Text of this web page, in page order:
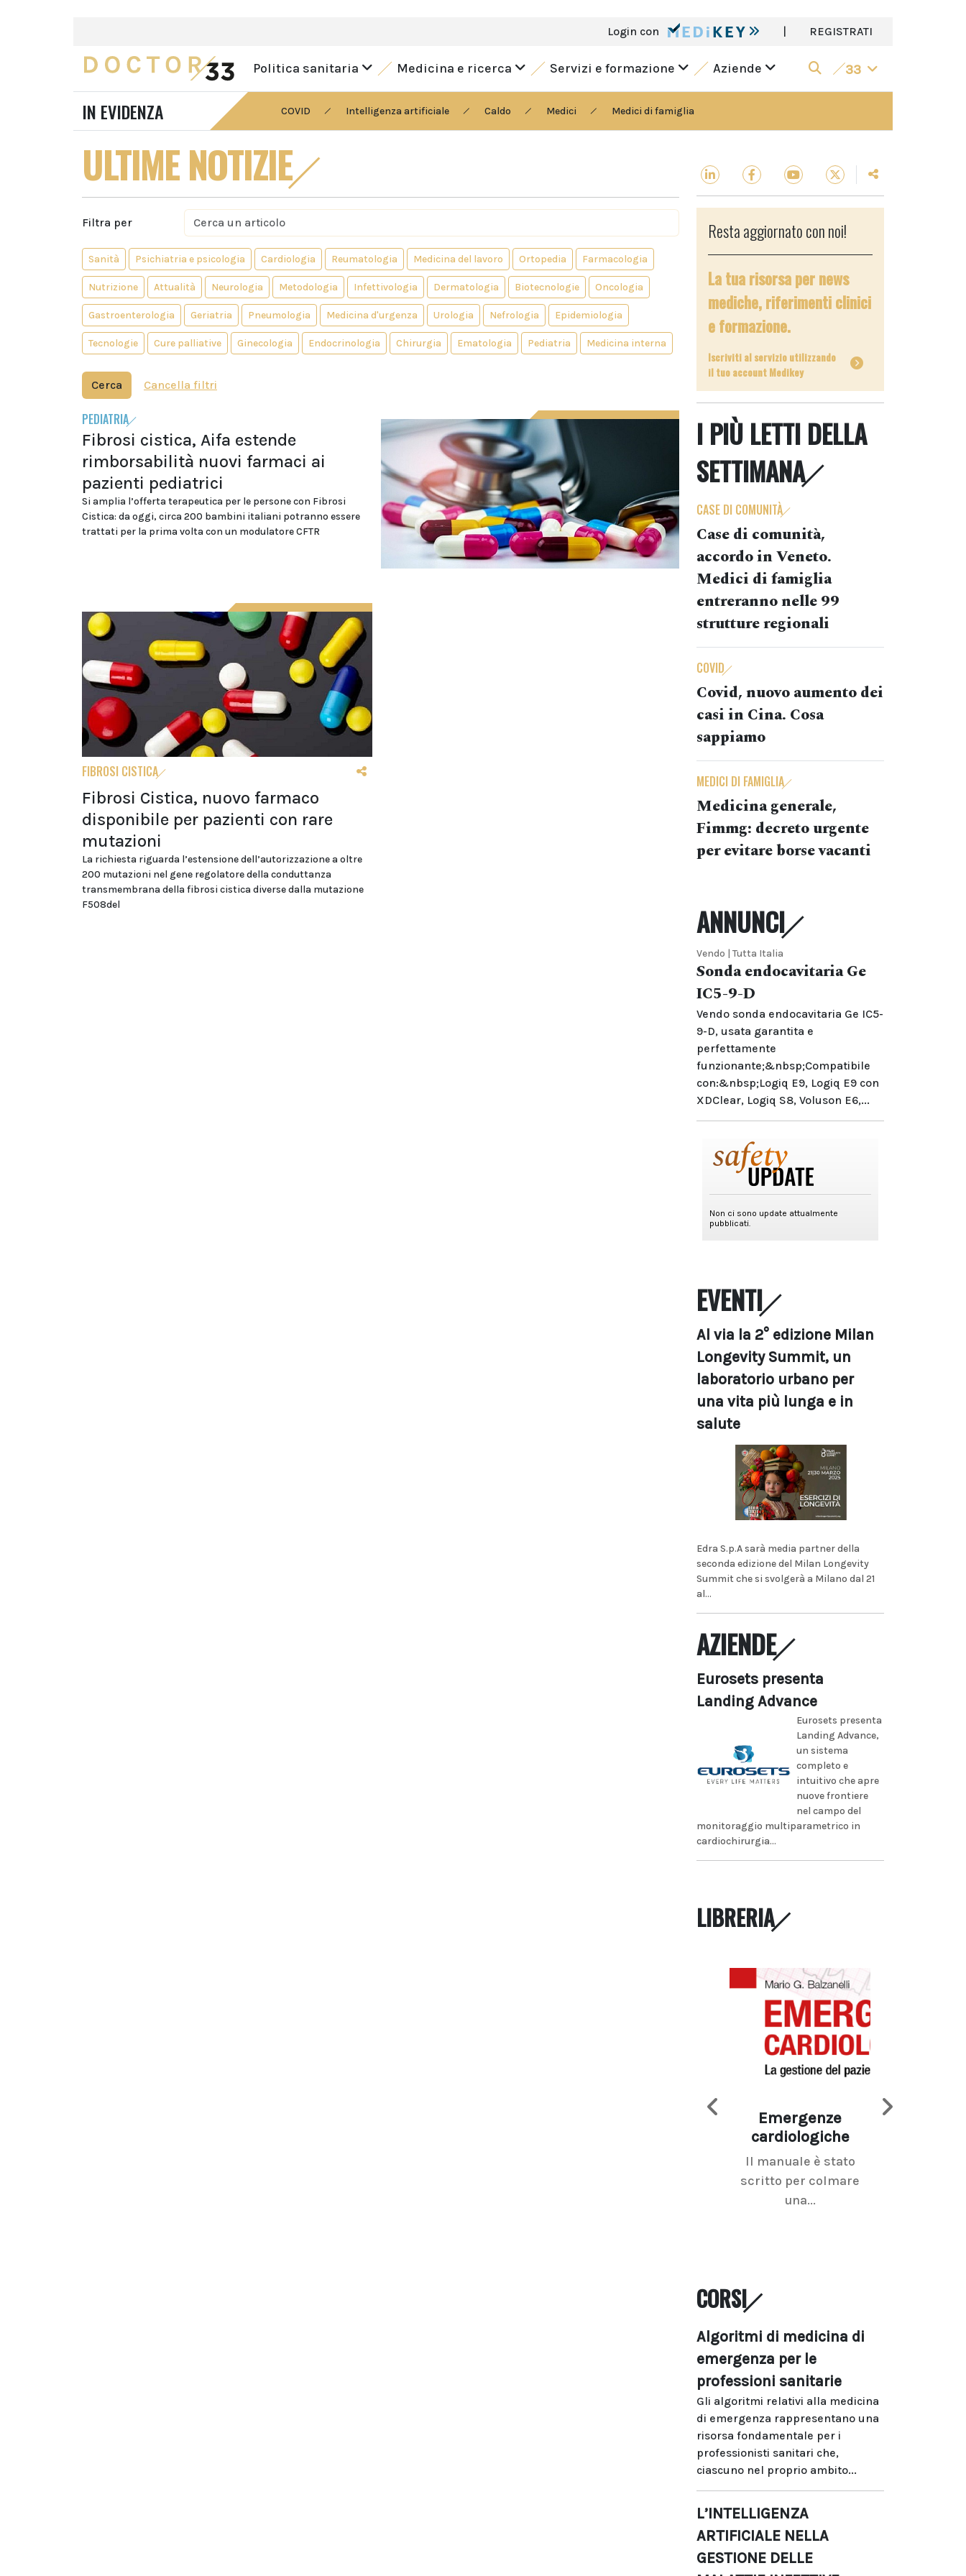
Login con | REGISTRATI
Politica sanitaria Medicina e ricerca Servizi e formazione Aziende 33
IN EVIDENZA COVID Intelligenza artificiale Caldo Medici Medici di famiglia
ULTIME NOTIZIE
Filtra per
Sanità Psichiatria e psicologia Cardiologia Reumatologia Medicina del lavoro Ortopedia Farmacologia
Nutrizione Attualità Neurologia Metodologia Infettivologia Dermatologia Biotecnologie Oncologia
Gastroenterologia Geriatria Pneumologia Medicina d'urgenza Urologia Nefrologia Epidemiologia
Tecnologie Cure palliative Ginecologia Endocrinologia Chirurgia Ematologia Pediatria Medicina interna
Cerca Cancella filtri
PEDIATRIA
Fibrosi cistica, Aifa estende
rimborsabilità nuovi farmaci ai
pazienti pediatrici
Si amplia l’offerta terapeutica per le persone con Fibrosi
Cistica: da oggi, circa 200 bambini italiani potranno essere
trattati per la prima volta con un modulatore CFTR
FIBROSI CISTICA
Fibrosi Cistica, nuovo farmaco
disponibile per pazienti con rare
mutazioni
La richiesta riguarda l’estensione dell’autorizzazione a oltre
200 mutazioni nel gene regolatore della conduttanza
transmembrana della fibrosi cistica diverse dalla mutazione
F508del
Resta aggiornato con noi!
La tua risorsa per news
mediche, riferimenti clinici
e formazione.
Iscriviti al servizio utilizzando
il tuo account Medikey
I PIÙ LETTI DELLA
SETTIMANA
CASE DI COMUNITÀ
Case di comunità,
accordo in Veneto.
Medici di famiglia
entreranno nelle 99
strutture regionali
COVID
Covid, nuovo aumento dei
casi in Cina. Cosa
sappiamo
MEDICI DI FAMIGLIA
Medicina generale,
Fimmg: decreto urgente
per evitare borse vacanti
ANNUNCI
Vendo | Tutta Italia
Sonda endocavitaria Ge
IC5-9-D
Vendo sonda endocavitaria Ge IC5-
9-D, usata garantita e
perfettamente
funzionante;&nbsp;Compatibile
con:&nbsp;Logiq E9, Logiq E9 con
XDClear, Logiq S8, Voluson E6,...
EVENTI
Al via la 2° edizione Milan
Longevity Summit, un
laboratorio urbano per
una vita più lunga e in
salute
Edra S.p.A sarà media partner della
seconda edizione del Milan Longevity
Summit che si svolgerà a Milano dal 21
al...
AZIENDE
Eurosets presenta
Landing Advance
Eurosets presenta
Landing Advance,
un sistema
completo e
intuitivo che apre
nuove frontiere
nel campo del
monitoraggio multiparametrico in
cardiochirurgia...
LIBRERIA
Emergenze
cardiologiche
Il manuale è stato
scritto per colmare
una...
CORSI
Algoritmi di medicina di
emergenza per le
professioni sanitarie
Gli algoritmi relativi alla medicina
di emergenza rappresentano una
risorsa fondamentale per i
professionisti sanitari che,
ciascuno nel proprio ambito...
L’INTELLIGENZA
ARTIFICIALE NELLA
GESTIONE DELLE